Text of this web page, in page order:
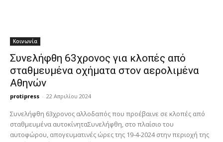
Κοινωνία
Συνελήφθη 63χρονος για κλοπές από
σταθμευμένα οχήματα στον αερολιμένα
Αθηνών
protipress - 22 Απριλίου 2024
Συνελήφθη 63χρονος αλλοδαπός που προέβαινε σε κλοπές από
σταθμευμένα αυτοκίνηταΣυνελήφθη, στο πλαίσιο του
αυτοφώρου, απογευματινές ώρες της 19-4-2024 στην περιοχή της